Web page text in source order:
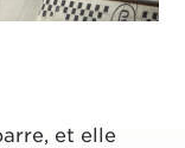
et elle